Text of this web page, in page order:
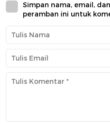
Simpan nama, email,
peramban ini untuk